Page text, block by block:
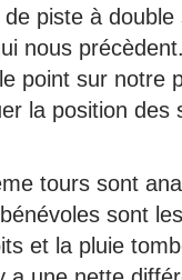
piste à double
nous
point sur notre
la position des
tours sont
sont
et la pluie